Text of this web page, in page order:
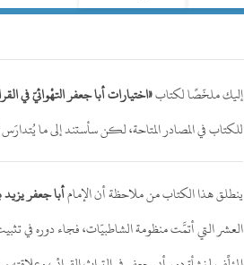
إليك ملخّصًا لكتاب«اختيارات أبا جعفر التهْوائيّ في
للكتاب في المصادر المتاحة، لكن سأستند إلى ما يُتدارَس
ينطلق هذا الكتاب من ملاحظة أن الإمامأبا جعفر يزيد
العشر التي أتمَّت منظومة الشاطبيّات، فجاء دوره في